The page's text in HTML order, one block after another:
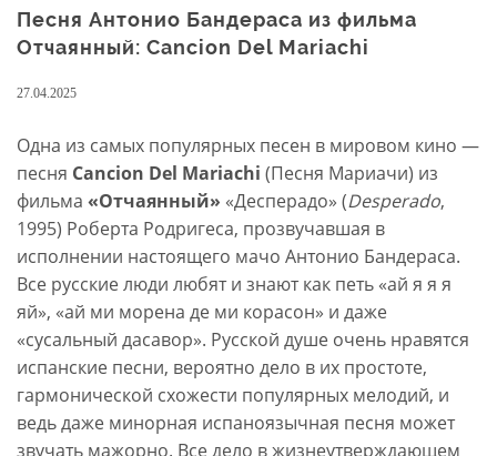
Песня Антонио Бандераса из фильма
Отчаянный: Cancion Del Mariachi
27.04.2025
Одна из самых популярных песен в мировом кино —
песня Cancion Del Mariachi (Песня Мариачи) из
фильма «Отчаянный» «Десперадо» (Desperado,
1995) Роберта Родригеса, прозвучавшая в
исполнении настоящего мачо Антонио Бандераса.
Все русские люди любят и знают как петь «ай я я я
яй», «ай ми морена де ми корасон» и даже
«сусальный дасавор». Русской душе очень нравятся
испанские песни, вероятно дело в их простоте,
гармонической схожести популярных мелодий, и
ведь даже минорная испаноязычная песня может
звучать мажорно. Все дело в жизнеутверждающем